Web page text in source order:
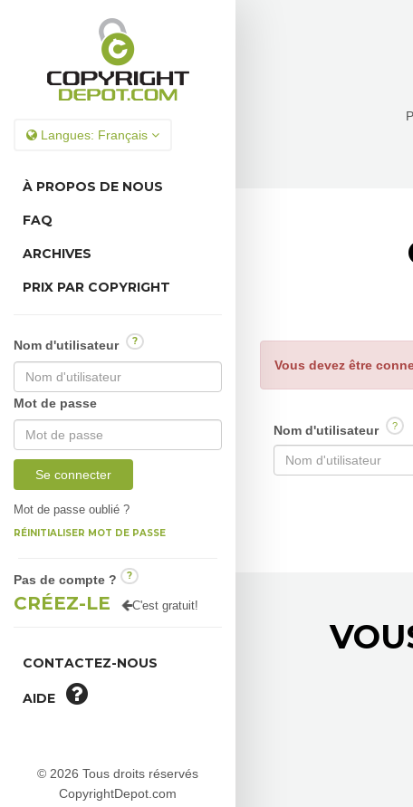
Langues: Français
À PROPOS DE NOUS
FAQ
ARCHIVES
PRIX PAR COPYRIGHT
Nom d'utilisateur ?
Mot de passe
Se connecter
Mot de passe oublié ?
RÉINITIALISER MOT DE PASSE
Pas de compte ? ?
CRÉEZ-LE C'est gratuit!
CONTACTEZ-NOUS
AIDE
© 2026 Tous droits réservés
CopyrightDepot.com
Vous devez être
Nom d'utilisateur ?